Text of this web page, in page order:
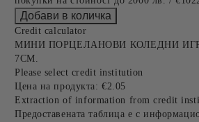
Credit calculator
МИНИ ПОРЦЕЛАНОВИ КОЛЕДНИ
7СМ.
Please select credit institution
Цена на продукта: €2.05
Extraction of information from credit
Предоставената таблица е с